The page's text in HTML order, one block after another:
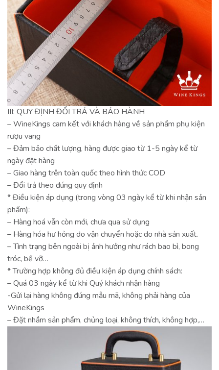
III: QUY ĐỊNH ĐỔI TRẢ VÀ BẢO HÀNH
– WineKings cam kết với khách hàng về sản phẩm phụ kiện
rượu vang
– Đảm bảo chất lượng, hàng được giao từ 1-5 ngày kể từ
ngày đặt hàng
– Giao hàng trên toàn quốc theo hình thức COD
– Đổi trả theo đúng quy định
* Điều kiện áp dụng (trong vòng 03 ngày kể từ khi nhận sản
phẩm):
– Hàng hoá vẫn còn mới, chưa qua sử dụng
– Hàng hóa hư hỏng do vận chuyển hoặc do nhà sản xuất.
– Tình trạng bên ngoài bị ảnh hưởng như rách bao bì, bong
tróc, bể vỡ…
* Trường hợp không đủ điều kiện áp dụng chính sách:
– Quá 03 ngày kể từ khi Quý khách nhận hàng
-Gửi lại hàng không đúng mẫu mã, không phải hàng của
WineKings
– Đặt nhầm sản phẩm, chủng loại, không thích, không hợp,…